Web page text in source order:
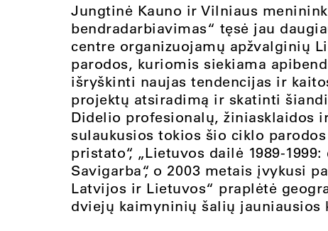
Jungtinė Kauno ir Vilniaus
bendradarbiavimas“ tęsė jau
centre organizuojamų apžvalginių
parodos, kuriomis siekiama
išryškinti naujas tendencijas ir
projektų atsiradimą ir skatinti
Didelio profesionalų, žiniasklaidos
sulaukusios tokios šio ciklo
pristato“, „Lietuvos dailė 1989-
Savigarba“, o 2003 metais įvykusi
Latvijos ir Lietuvos“ praplėtė
dviejų kaimyninių šalių jauniausios